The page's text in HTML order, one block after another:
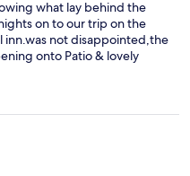
what lay behind the
on to our trip on the
not disappointed,the
onto Patio & lovely
were excellent & the
very appreciated.